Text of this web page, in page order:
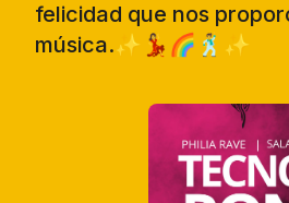
felicidad que nos
música.✨💃🌈🕺✨